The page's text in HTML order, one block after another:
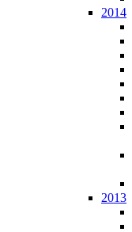
2014
2013